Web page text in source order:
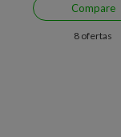
Compare
8 ofertas